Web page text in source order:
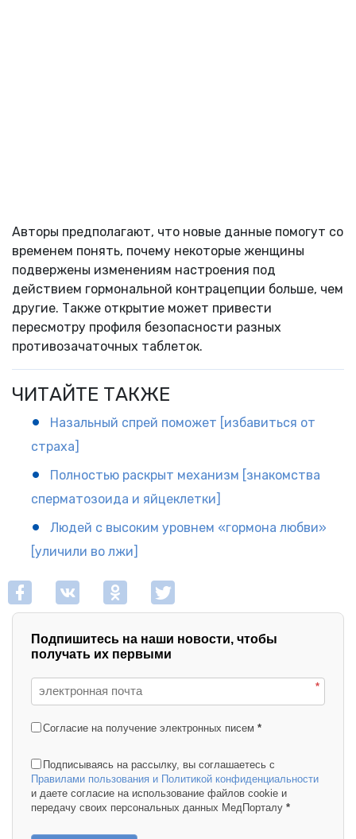
Авторы предполагают, что новые данные помогут со
временем понять, почему некоторые женщины
подвержены изменениям настроения под
действием гормональной контрацепции больше, чем
другие. Также открытие может привести
пересмотру профиля безопасности разных
противозачаточных таблеток.
ЧИТАЙТЕ ТАКЖЕ
Назальный спрей поможет [избавиться от
страха]
Полностью раскрыт механизм [знакомства
сперматозоида и яйцеклетки]
Людей с высоким уровнем «гормона любви»
[уличили во лжи]
Подпишитесь на наши новости, чтобы
получать их первыми
*
Согласие на получение электронных писем *
Подписываясь на рассылку, вы соглашаетесь с
Правилами пользования и Политикой конфиденциальности
и даете согласие на использование файлов cookie и
передачу своих персональных данных МедПорталу *